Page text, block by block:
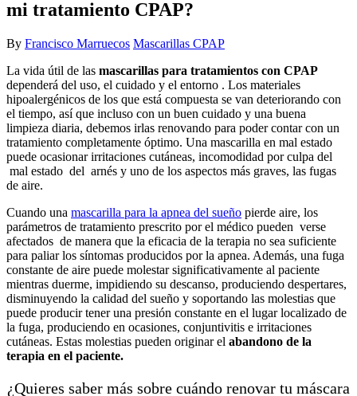
mi tratamiento CPAP?
By Francisco Marruecos Mascarillas CPAP
La vida útil de las mascarillas para tratamientos con CPAP
dependerá del uso, el cuidado y el entorno . Los materiales
hipoalergénicos de los que está compuesta se van deteriorando con
el tiempo, así que incluso con un buen cuidado y una buena
limpieza diaria, debemos irlas renovando para poder contar con un
tratamiento completamente óptimo. Una mascarilla en mal estado
puede ocasionar irritaciones cutáneas, incomodidad por culpa del
mal estado del arnés y uno de los aspectos más graves, las fugas
de aire.
Cuando una mascarilla para la apnea del sueño pierde aire, los
parámetros de tratamiento prescrito por el médico pueden verse
afectados de manera que la eficacia de la terapia no sea suficiente
para paliar los síntomas producidos por la apnea. Además, una fuga
constante de aire puede molestar significativamente al paciente
mientras duerme, impidiendo su descanso, produciendo despertares,
disminuyendo la calidad del sueño y soportando las molestias que
puede producir tener una presión constante en el lugar localizado de
la fuga, produciendo en ocasiones, conjuntivitis e irritaciones
cutáneas. Estas molestias pueden originar el abandono de la
terapia en el paciente.
¿Quieres saber más sobre cuándo renovar tu máscara